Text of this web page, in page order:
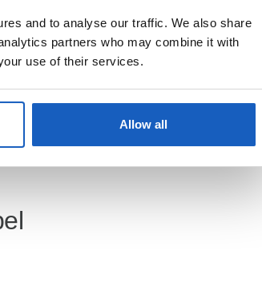
and to analyse our traffic. We also share
partners who may combine it with
use of their services.
Allow all